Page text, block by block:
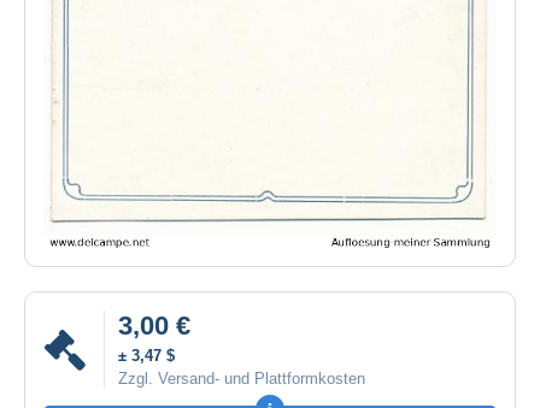
3,00 €
± 3,47 $
Zzgl. Versand- und Plattformkosten